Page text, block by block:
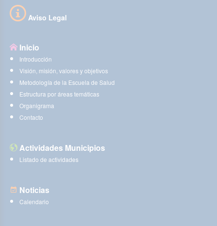
Aviso Legal
Inicio
Introducción
Visión, misión, valores y objetivos
Metodología de la Escuela de Salud
Estructura por áreas temáticas
Organigrama
Contacto
Actividades Municipios
Listado de actividades
Noticias
Calendario